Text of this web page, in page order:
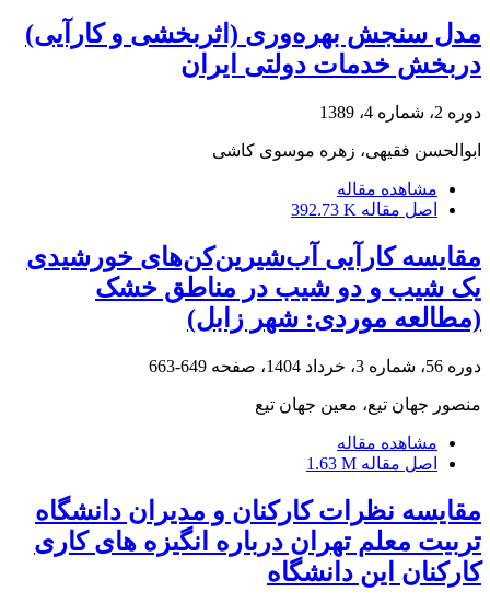
مدل سنجش بهره‌وری (اثربخشی و کارآیی)
دربخش خدمات دولتی ایران
دوره 2، شماره 4، 1389
ابوالحسن فقیهی، زهره موسوی کاشی
مشاهده مقاله
اصل مقاله 392.73 K
مقایسه کارآیی آب‌شیرین‌کن‌های خورشیدی
یک شیب و دو شیب در مناطق خشک
(مطالعه موردی: شهر زابل)
دوره 56، شماره 3، خرداد 1404، صفحه 649-663
منصور جهان تیع، معین جهان تیع
مشاهده مقاله
اصل مقاله 1.63 M
مقایسه نظرات کارکنان و مدیران دانشگاه
تربیت معلم تهران درباره انگیزه های کاری
کارکنان این دانشگاه